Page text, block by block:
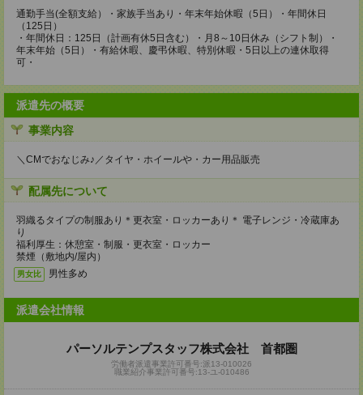
通勤手当(全額支給）・家族手当あり・年末年始休暇（5日）・年間休日
（125日）
・年間休日：125日（計画有休5日含む）・月8～10日休み（シフト制）・
年末年始（5日）・有給休暇、慶弔休暇、特別休暇・5日以上の連休取得
可・
派遣先の概要
事業内容
＼CMでおなじみ♪／タイヤ・ホイールや・カー用品販売
配属先について
羽織るタイプの制服あり＊更衣室・ロッカーあり＊ 電子レンジ・冷蔵庫あ
り
福利厚生：休憩室・制服・更衣室・ロッカー
禁煙（敷地内/屋内）
男女比 男性多め
派遣会社情報
パーソルテンプスタッフ株式会社 首都圏
労働者派遣事業許可番号:派13-010026
職業紹介事業許可番号:13-ユ-010486